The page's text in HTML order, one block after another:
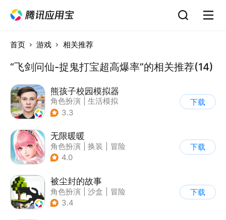
首页 游戏 相关推荐
“飞剑问仙-捉鬼打宝超高爆率”的相关推荐(14)
熊孩子校园模拟器
角色扮演
生活模拟
| 写实
3.3
下载
无限暖暖
角色扮演 换装
冒险
| 开放世界
4.0
下载
被尘封的故事
角色扮演 沙盒
冒险
| 开放世界
3.4
下载